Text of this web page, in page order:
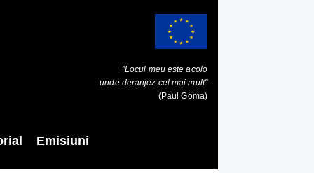
"Locul meu este acolo
unde deranjez cel mai mult"
(Paul Goma)
Emisiuni